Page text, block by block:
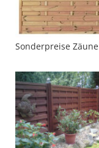
Sonderpreise Zäune